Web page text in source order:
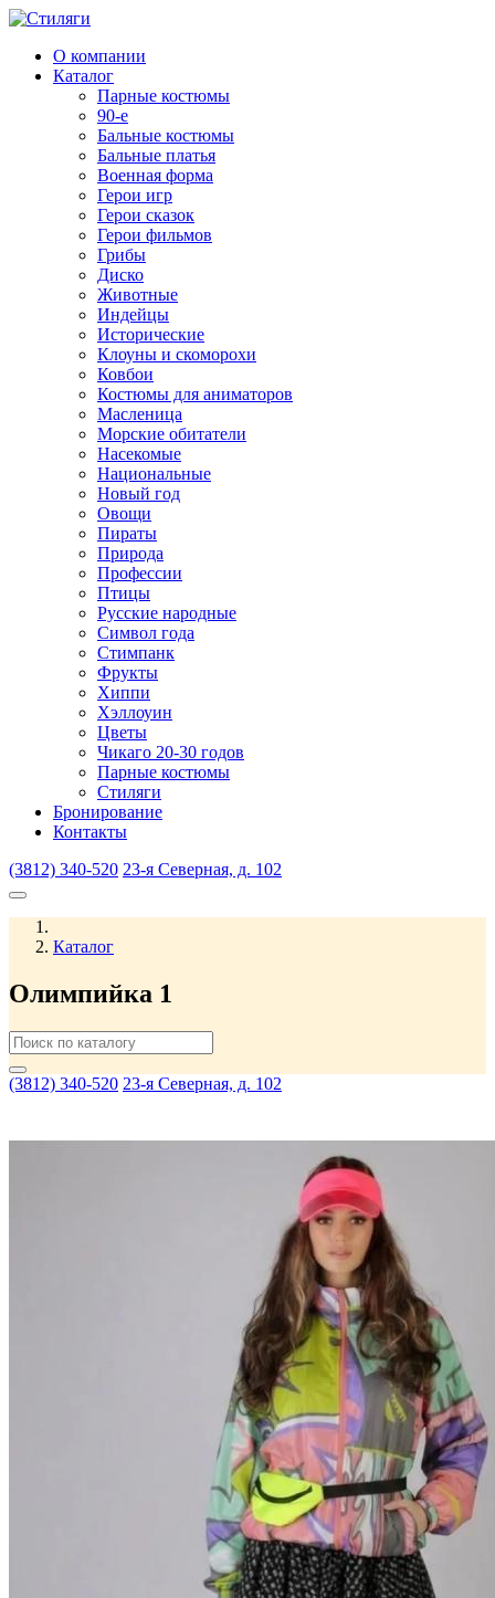
О компании
Каталог
Парные костюмы
90-е
Бальные костюмы
Бальные платья
Военная форма
Герои игр
Герои сказок
Герои фильмов
Грибы
Диско
Животные
Индейцы
Исторические
Клоуны и скоморохи
Ковбои
Костюмы для аниматоров
Масленица
Морские обитатели
Насекомые
Национальные
Новый год
Овощи
Пираты
Природа
Профессии
Птицы
Русские народные
Символ года
Стимпанк
Фрукты
Хиппи
Хэллоуин
Цветы
Чикаго 20-30 годов
Парные костюмы
Стиляги
Бронирование
Контакты
(3812) 340-520 23-я Северная, д. 102
Каталог
Олимпийка 1
(3812) 340-520 23-я Северная, д. 102